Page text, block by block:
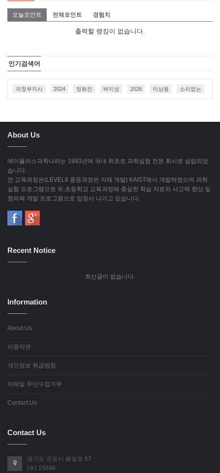
오늘포인트 전체포인트 경험치
출력할 랭킹이 없습니다.
인기검색어
의정부지사 2024 정화진 박지성 2026 이상용 소리없는
About Us
에이플러스과학나라는 1993년에 국내 최초로 과학실험 전문 회사로 설립되었
습니다.
전 교육과정은(LEVEL8 중등과정은 자체 개발) KAIST에서 개발하였으며 과학
실험 프로그램으로 유,초등학교 교육과정에 충실한 학습 자료와 사고력 향상 및
창의력 개발 프로그램으로 앞장서 나가고 있습니다.
Recent Notice
최신글이 없습니다.
Information
About Us
이용약관
개인정보 취급방침
이메일 무단수집거부
Contact Us
Contact Us
경기도 군포시 봉성로 67
(우) 15848